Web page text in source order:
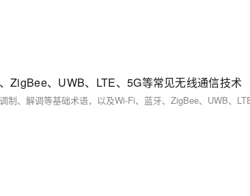
ZigBee、UWB、LTE、5G等常见无线通信技术